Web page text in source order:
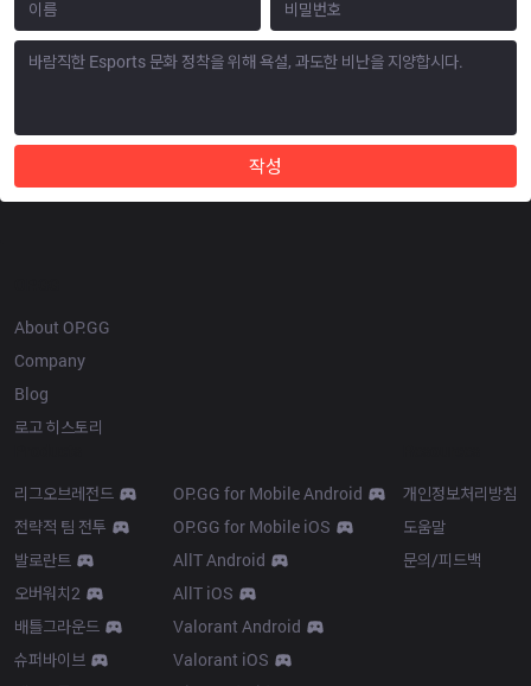
작성
About OP.GG
Company
Blog
로고 히스토리
리그오브레전드
전략적 팀 전투
발로란트
오버워치2
배틀그라운드
슈퍼바이브
OP.GG for Mobile Android
OP.GG for Mobile iOS
AllT Android
AllT iOS
Valorant Android
Valorant iOS
개인정보처리방침
도움말
문의/피드백